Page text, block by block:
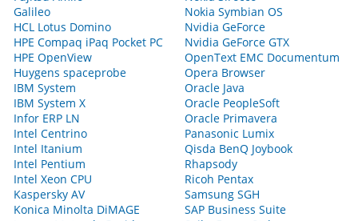
Galileo
HCL Lotus Domino
HPE Compaq iPaq Pocket PC
HPE OpenView
Huygens spaceprobe
IBM System
IBM System X
Infor ERP LN
Intel Centrino
Intel Itanium
Intel Pentium
Intel Xeon CPU
Kaspersky AV
Konica Minolta DiMAGE
Nokia Symbian OS
Nvidia GeForce
Nvidia GeForce GTX
OpenText EMC Documentum
Opera Browser
Oracle Java
Oracle PeopleSoft
Oracle Primavera
Panasonic Lumix
Qisda BenQ Joybook
Rhapsody
Ricoh Pentax
Samsung SGH
SAP Business Suite